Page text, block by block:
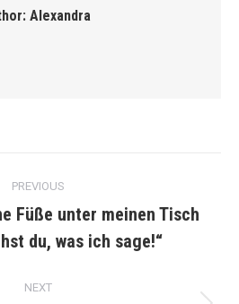
Alexandra
PREVIOUS
post:
Füße unter meinen Tisch
du, was ich sage!“
NEXT